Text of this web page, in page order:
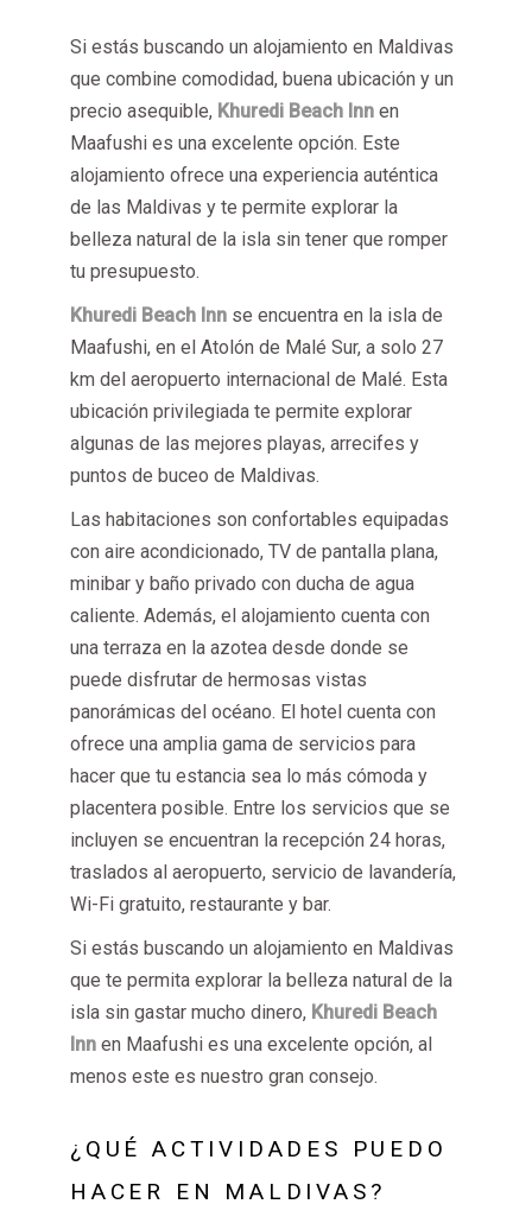
Si estás buscando un alojamiento en Maldivas
que combine comodidad, buena ubicación y un
precio asequible, Khuredi Beach Inn en
Maafushi es una excelente opción. Este
alojamiento ofrece una experiencia auténtica
de las Maldivas y te permite explorar la
belleza natural de la isla sin tener que romper
tu presupuesto.
Khuredi Beach Inn se encuentra en la isla de
Maafushi, en el Atolón de Malé Sur, a solo 27
km del aeropuerto internacional de Malé. Esta
ubicación privilegiada te permite explorar
algunas de las mejores playas, arrecifes y
puntos de buceo de Maldivas.
Las habitaciones son confortables equipadas
con aire acondicionado, TV de pantalla plana,
minibar y baño privado con ducha de agua
caliente. Además, el alojamiento cuenta con
una terraza en la azotea desde donde se
puede disfrutar de hermosas vistas
panorámicas del océano. El hotel cuenta con
ofrece una amplia gama de servicios para
hacer que tu estancia sea lo más cómoda y
placentera posible. Entre los servicios que se
incluyen se encuentran la recepción 24 horas,
traslados al aeropuerto, servicio de lavandería,
Wi-Fi gratuito, restaurante y bar.
Si estás buscando un alojamiento en Maldivas
que te permita explorar la belleza natural de la
isla sin gastar mucho dinero, Khuredi Beach
Inn en Maafushi es una excelente opción, al
menos este es nuestro gran consejo.
¿QUÉ ACTIVIDADES PUEDO
HACER EN MALDIVAS?